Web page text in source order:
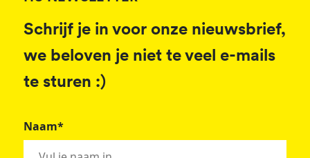
Schrijf je in voor onze nieuwsbrief,
we beloven je niet te veel e-mails
te sturen :)
Naam*